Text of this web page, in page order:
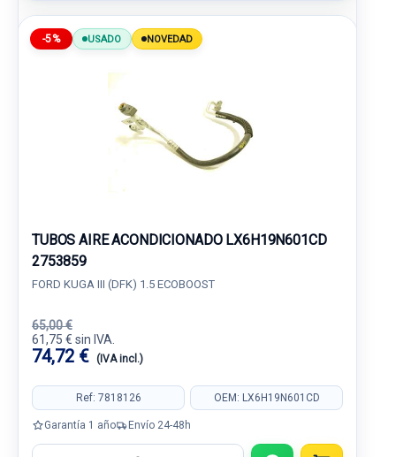
-5% USADO NOVEDAD
TUBOS AIRE ACONDICIONADO LX6H19N601CD
2753859
FORD KUGA III (DFK) 1.5 ECOBOOST
65,00 €
61,75 € sin IVA.
74,72 € (IVA incl.)
Ref: 7818126 OEM: LX6H19N601CD
Garantía 1 año Envío 24-48h